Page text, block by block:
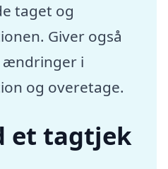
taget og
Giver også
ændringer i
og overetage.
et tagtjek